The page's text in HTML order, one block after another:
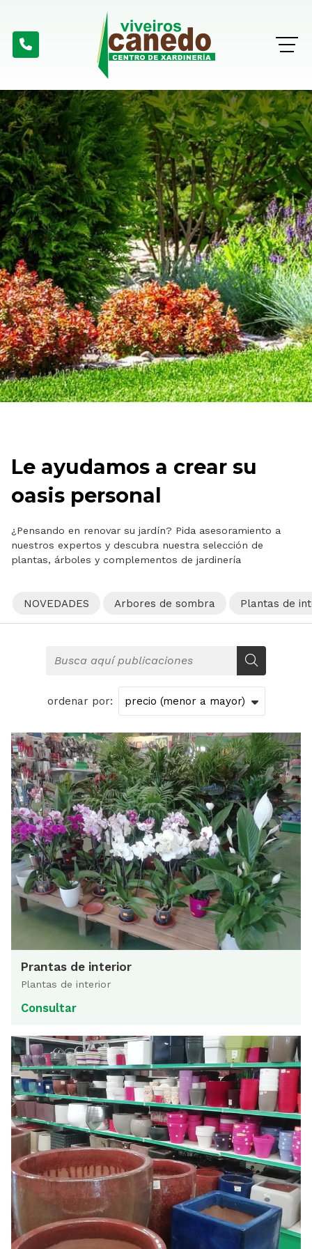
Le ayudamos a crear su
oasis personal
¿Pensando en renovar su jardín? Pida asesoramiento a
nuestros expertos y descubra nuestra selección de
plantas, árboles y complementos de jardinería
NOVEDADES Arbores de sombra Plantas de
ordenar por:
Prantas de interior
Plantas de interior
Consultar